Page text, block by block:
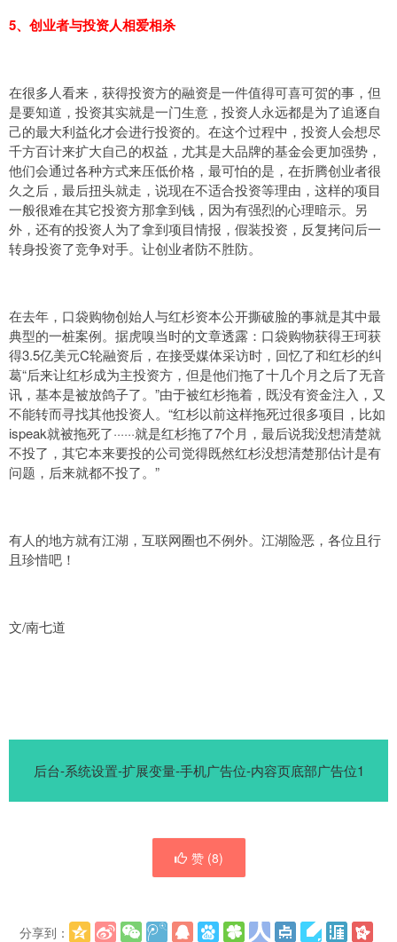
5、创业者与投资人相爱相杀
在很多人看来，获得投资方的融资是一件值得可喜可贺的事，但
是要知道，投资其实就是一门生意，投资人永远都是为了追逐自
己的最大利益化才会进行投资的。在这个过程中，投资人会想尽
千方百计来扩大自己的权益，尤其是大品牌的基金会更加强势，
他们会通过各种方式来压低价格，最可怕的是，在折腾创业者很
久之后，最后扭头就走，说现在不适合投资等理由，这样的项目
一般很难在其它投资方那拿到钱，因为有强烈的心理暗示。另
外，还有的投资人为了拿到项目情报，假装投资，反复拷问后一
转身投资了竞争对手。让创业者防不胜防。
在去年，口袋购物创始人与红杉资本公开撕破脸的事就是其中最
典型的一桩案例。据虎嗅当时的文章透露：口袋购物获得王珂获
得3.5亿美元C轮融资后，在接受媒体采访时，回忆了和红杉的纠
葛“后来让红杉成为主投资方，但是他们拖了十几个月之后了无音
讯，基本是被放鸽子了。”由于被红杉拖着，既没有资金注入，又
不能转而寻找其他投资人。“红杉以前这样拖死过很多项目，比如
ispeak就被拖死了······就是红杉拖了7个月，最后说我没想清楚就
不投了，其它本来要投的公司觉得既然红杉没想清楚那估计是有
问题，后来就都不投了。”
有人的地方就有江湖，互联网圈也不例外。江湖险恶，各位且行
且珍惜吧！
文/南七道
后台-系统设置-扩展变量-手机广告位-内容页底部广告位1
赞 (8)
分享到：